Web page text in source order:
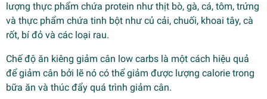
lượng thực phẩm chứa protein như thịt bò, gà, cá, tôm, trứng
và thực phẩm chứa tinh bột như củ cải, chuối, khoai tây, cà
rốt, bí đỏ và các loại rau.
Chế độ ăn kiêng giảm cân low carbs là một cách hiệu quả
để giảm cân bởi lẽ nó có thể giảm được lượng calorie trong
bữa ăn và thúc đẩy quá trình giảm cân.